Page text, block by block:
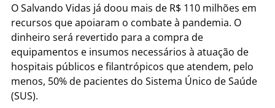
O Salvando Vidas já doou mais de R$ 110 milhões em
recursos que apoiaram o combate à pandemia. O
dinheiro será revertido para a compra de
equipamentos e insumos necessários à atuação de
hospitais públicos e filantrópicos que atendem, pelo
menos, 50% de pacientes do Sistema Único de Saúde
(SUS).